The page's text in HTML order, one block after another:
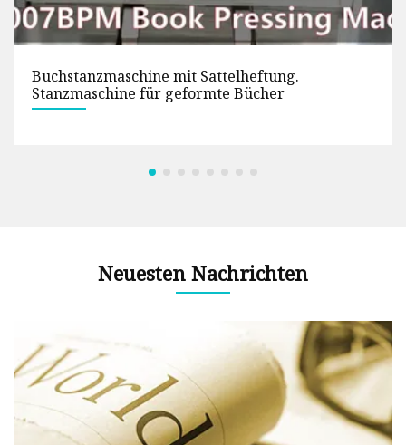
Produktionsmaschinen für schmelzgeblasenes
Polypropylen-Vliesfiltergewebe mit hoher
Filtrationseffizienz für Gesichtsmasken
Neuesten Nachrichten